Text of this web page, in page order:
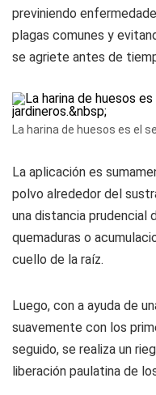
previniendo
plagas comunes y
se agriete antes de
La harina de huesos es el
La aplicación es
polvo alrededor del
una distancia prudencial
quemaduras o
cuello de la raíz.
Luego, con a ayuda de
suavemente con los
seguido, se realiza un
liberación paulatina de